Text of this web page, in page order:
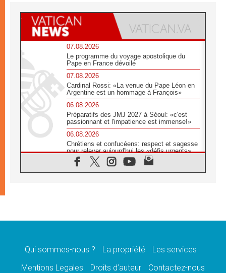
07.08.2026
Le programme du voyage apostolique du
Pape en France dévoilé
07.08.2026
Cardinal Rossi: «La venue du Pape Léon en
Argentine est un hommage à François»
06.08.2026
Préparatifs des JMJ 2027 à Séoul: «c'est
passionnant et l'impatience est immense!»
06.08.2026
Chrétiens et confucéens: respect et sagesse
pour relever aujourd'hui les «défis urgents»
06.08.2026
À Sainte-Marie-Majeure, la grâce de Dieu
«les chrétiens veulent la paix»
Au Mexique, le cardinal Parolin invite à être
Qui sommes-nous ? La propriété
Les services
Mentions Legales
Droits d’auteur Contactez-nous